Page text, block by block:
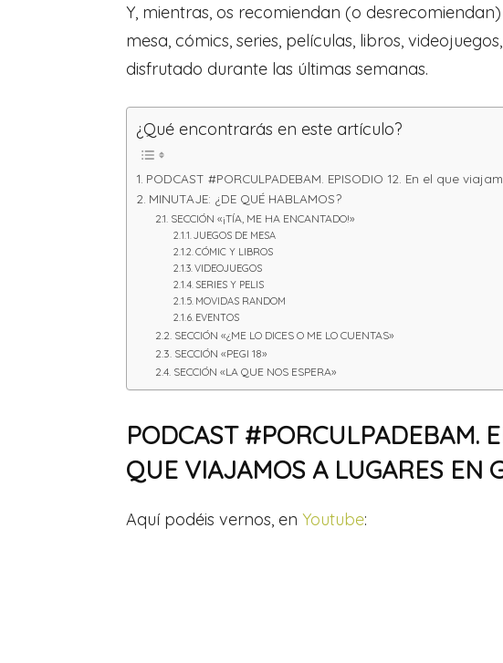
Y, mientras, os recomiendan (o
mesa, cómics, series, películas, libros,
disfrutado durante las últimas semanas.
¿Qué encontrarás en este artículo?
PODCAST #PORCULPADEBAM. EPISODIO 12. En el que
MINUTAJE: ¿DE QUÉ HABLAMOS?
SECCIÓN «¡TÍA, ME HA ENCANTADO!»
JUEGOS DE MESA
CÓMIC Y LIBROS
VIDEOJUEGOS
SERIES Y PELIS
MOVIDAS RANDOM
EVENTOS
SECCIÓN «¿ME LO DICES O ME LO CUENTAS»
SECCIÓN «PEGI 18»
SECCIÓN «LA QUE NOS ESPERA»
PODCAST #PORCULPADEBAM.
QUE VIAJAMOS A LUGARES EN
Aquí podéis vernos, en Youtube: